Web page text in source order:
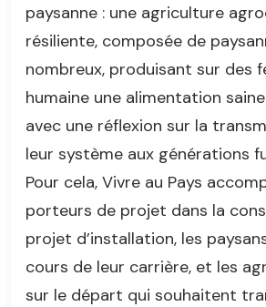
paysanne : une agriculture
résiliente, composée de
nombreux, produisant sur des
humaine une alimentation
avec une réflexion sur la
leur système aux générations
Pour cela, Vivre au Pays
porteurs de projet dans la
projet d’installation, les
cours de leur carrière, et les
sur le départ qui souhaitent